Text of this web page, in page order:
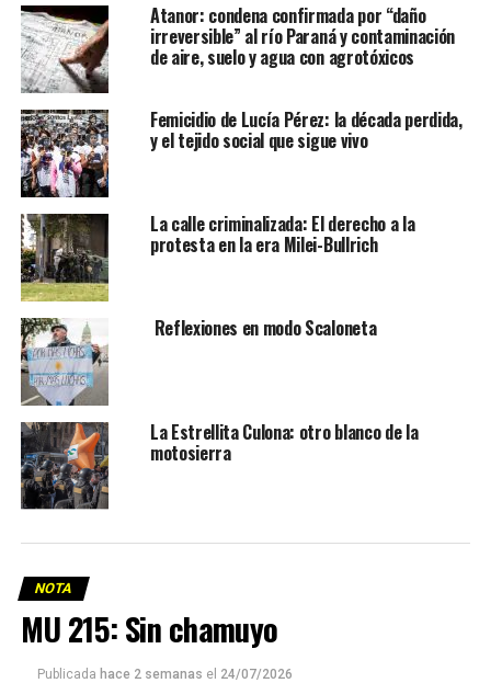
Atanor: condena confirmada por “daño
irreversible” al río Paraná y contaminación
de aire, suelo y agua con agrotóxicos
Femicidio de Lucía Pérez: la década perdida,
y el tejido social que sigue vivo
La calle criminalizada: El derecho a la
protesta en la era Milei-Bullrich
Reflexiones en modo Scaloneta
La Estrellita Culona: otro blanco de la
motosierra
NOTA
MU 215: Sin chamuyo
Publicada hace 2 semanas el 24/07/2026